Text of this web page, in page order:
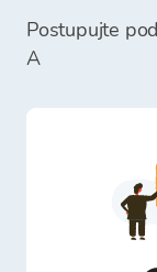
Postupujte
A